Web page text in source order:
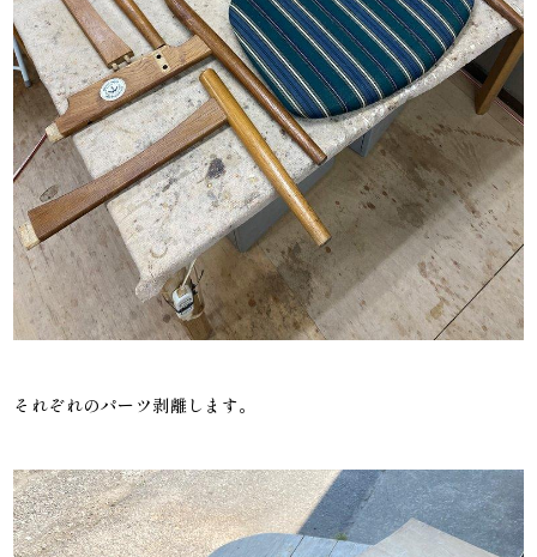
それぞれのパーツ剥離します。